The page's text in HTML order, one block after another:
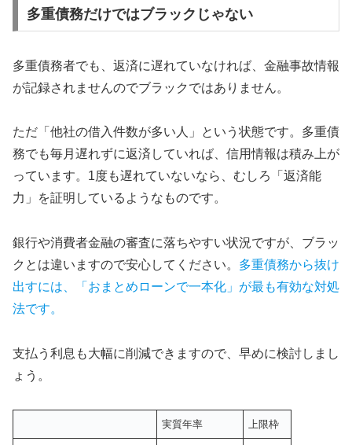
多重債務だけではブラックじゃない
多重債務者でも、返済に遅れていなければ、金融事故情報
が記録されませんのでブラックではありません。
ただ「他社の借入件数が多い人」という状態です。多重債
務でも毎月遅れずに返済していれば、信用情報は積み上が
っています。1度も遅れていないなら、むしろ「返済能
力」を証明しているようなものです。
銀行や消費者金融の審査に落ちやすい状況ですが、ブラッ
クとは違いますので安心してください。 多重債務から抜け
出すには、「おまとめローンで一本化」が最も有効な対処
法です。
支払う利息も大幅に削減できますので、早めに検討しまし
ょう。
実質年率 上限枠